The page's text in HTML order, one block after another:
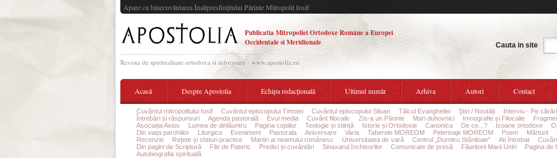
Apare cu binecuvântarea Înaltpresfinţitului Părinte Mitropolit Iosif
Publicatia Mitropoliei Ortodoxe Române a Europei
Occidentale si Meridionale
Revista de spiritualitate ortodoxa si informare - www.apostolia.eu
Cauta in site
Acasă Despre Apostolia Echipa redacțională Ultimul număr Arhiva Autori Contact
Cuvântul mitropolitului Iosif Cuvântul episcopului Timotei Cuvântul episcopului Siluan Tâlcul Evangheliei Știri / Noutăți Interviu - Pe
Întrebări și răspunsuri
Agenda pastorală Evul media Cuvânt filocalic Zis-a un Părinte Mari duhovnici Imnografie și Filocalie
Asociația Axios
Lumea de dinlăuntru Pagina copiilor Teologie și stiință Istorie și Ortodoxie Canonica De ce...? Icoane ortodoxe
Din viața parohiilor
Liturgica Eveniment Pastorala Aniversare Varia Taberele MOREOM Pelerinaje MOREOM Poem Mărturii
Recenzie
Rețete și sfaturi practice Martiri ai neamului românesc Universitatea de vară Centrul „Dumitru Stăniloae” Ati întrebat
Din pagini de Scriptură
File de Pateric Predici și cuvântări Sinaxarul închisorilor Comunicate de presă Făuritorii Marii Uniri Pagina de
Autobiografia spirituală